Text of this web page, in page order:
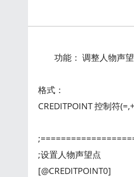
功能： 调整人物声望
格式：
CREDITPOINT 控制符
;设置人物声望点
[@CREDITPOINT0]